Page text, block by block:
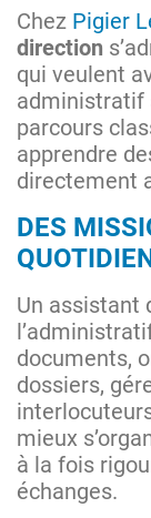
Chez Pigier
direction
qui veulent
administratif
parcours
apprendre
directement
DES
Un assistant
documents,
dossiers,
mieux
à la fois
échanges.